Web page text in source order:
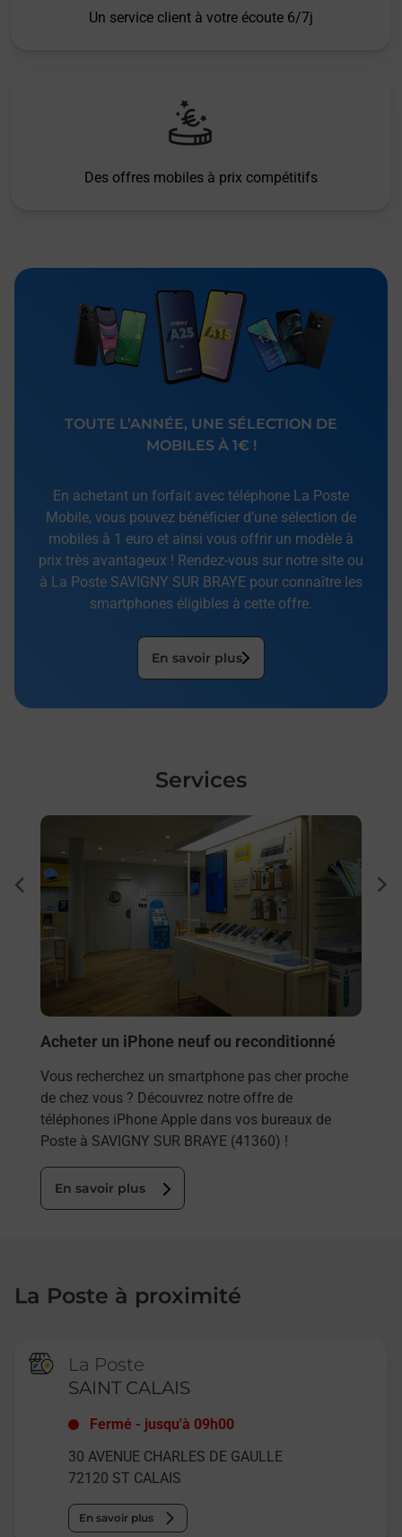
Un service client à votre écoute 6/7j
Des offres mobiles à prix compétitifs
TOUTE L’ANNÉE, UNE SÉLECTION DE
MOBILES À 1€ !
En achetant un forfait avec téléphone La Poste
Mobile, vous pouvez bénéficier d’une sélection de
mobiles à 1 euro et ainsi vous offrir un modèle à
prix très avantageux ! Rendez-vous sur notre site ou
à La Poste SAVIGNY SUR BRAYE pour connaître les
smartphones éligibles à cette offre.
En savoir plus
Services
En savoir plus
Acheter un iPhone neuf ou reconditionné
Vous recherchez un smartphone pas cher proche
de chez vous ? Découvrez notre offre de
téléphones iPhone Apple dans vos bureaux de
Poste à SAVIGNY SUR BRAYE (41360) !
En savoir plus
La Poste à proximité
La Poste
SAINT CALAIS
Fermé - jusqu'à 09h00
30 AVENUE CHARLES DE GAULLE
72120 ST CALAIS
En savoir plus